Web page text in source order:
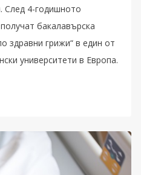
След 4-годишното
бакалавърска
здравни грижи“ в един от
университети в Европа.